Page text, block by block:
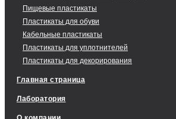
Пищевые пластикаты
Пластикаты для обуви
Кабельные пластикаты
Пластикаты для уплотнителей
Пластикаты для декорирования
Главная страница
Лаборатория